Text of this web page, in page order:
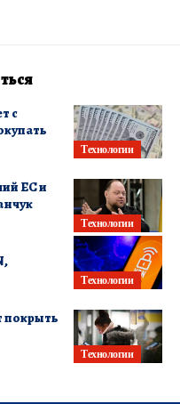
Технологии
с
Технологии
ЕС и
Технологии
Технологии
покрыть